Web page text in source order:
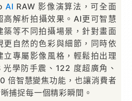
AI RAW 影像演算法，可全面
高解析拍攝效果。AI更可智慧
築等不同拍攝場景，針對畫面
更自然的色彩與細節，同時依
立專屬影像風格，輕鬆拍出理
學防手震、122 度超廣角、
倍智慧變焦功能，也讓消費者
捕捉每一個精彩瞬間。